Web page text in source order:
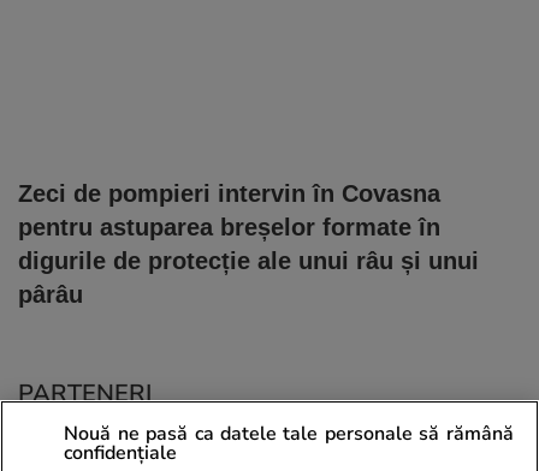
Zeci de pompieri intervin în Covasna
pentru astuparea breșelor formate în
digurile de protecție ale unui râu și unui
pârâu
PARTENERI
Nouă ne pasă ca datele tale personale să rămână
confidențiale